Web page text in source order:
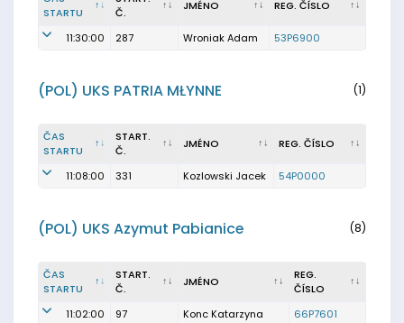
STARTU
Č.
JMÉNO REG. ČÍSLO
11:30:00 287 Wroniak Adam 53P6900
(POL) UKS PATRIA MŁYNNE (1)
ČAS
STARTU
START.
Č.
JMÉNO REG. ČÍSLO
11:08:00 331 Kozlowski Jacek 54P0000
(POL) UKS Azymut Pabianice (8)
ČAS
STARTU
START.
Č.
JMÉNO
REG.
ČÍSLO
11:02:00
97 Konc Katarzyna
66P7601